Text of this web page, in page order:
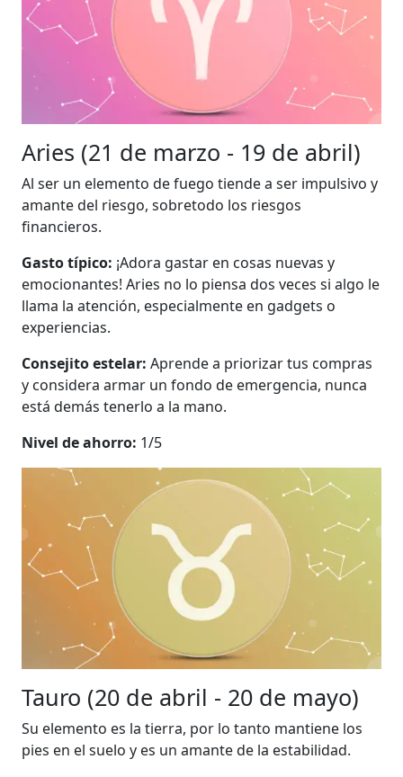
Aries (21 de marzo - 19 de abril)
Al ser un elemento de fuego tiende a ser impulsivo y
amante del riesgo, sobretodo los riesgos
financieros.
Gasto típico: ¡Adora gastar en cosas nuevas y
emocionantes! Aries no lo piensa dos veces si algo le
llama la atención, especialmente en gadgets o
experiencias.
Consejito estelar: Aprende a priorizar tus compras
y considera armar un fondo de emergencia, nunca
está demás tenerlo a la mano.
Nivel de ahorro: 1/5
Tauro (20 de abril - 20 de mayo)
Su elemento es la tierra, por lo tanto mantiene los
pies en el suelo y es un amante de la estabilidad.